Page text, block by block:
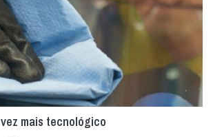
mais tecnológico